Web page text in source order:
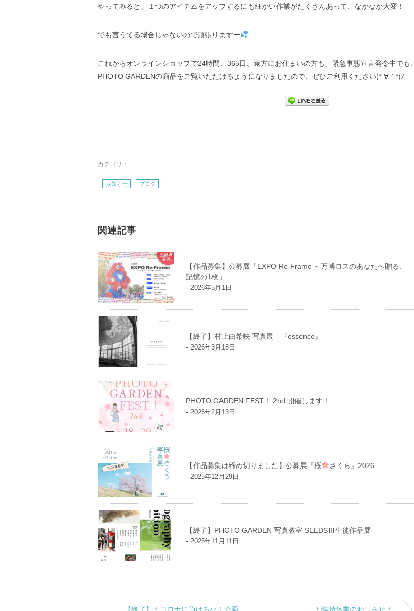
やってみると、１つのアイテムをアップするにも細かい作業がたくさんあって、なかなか大変！
でも言うてる場合じゃないので頑張りますー
これからオンラインショップで24時間、365日、遠方にお住まいの方も、緊急事態宣言発令中でも、
PHOTO GARDENの商品をご覧いただけるようになりましたので、ぜひご利用ください(*´∀｀*)ﾉ
カテゴリ：
お知らせ ブログ
関連記事
【作品募集】公募展「EXPO Re-Frame ～万博ロスのあなたへ贈る、
記憶の1枚」
- 2026年5月1日
【終了】村上由希映 写真展 『essence』
- 2026年3月18日
PHOTO GARDEN FEST！ 2nd 開催します！
- 2026年2月13日
【作品募集は締め切りました】公募展『桜
さくら』2026
- 2025年12月29日
【終了】PHOTO GARDEN 写真教室 SEEDSⅢ生徒作品展
- 2025年11月11日
【終了】＊コロナに負けるな！企画 ＊臨時休業のおしらせ＊